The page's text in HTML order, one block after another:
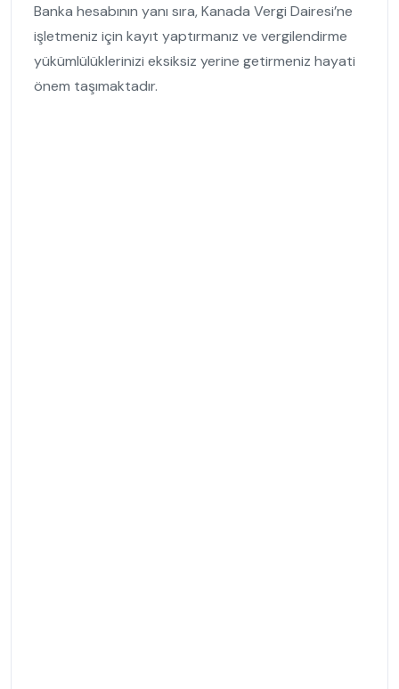
Banka hesabının yanı sıra, Kanada Vergi Dairesi’ne
işletmeniz için kayıt yaptırmanız ve vergilendirme
yükümlülüklerinizi eksiksiz yerine getirmeniz hayati
önem taşımaktadır.